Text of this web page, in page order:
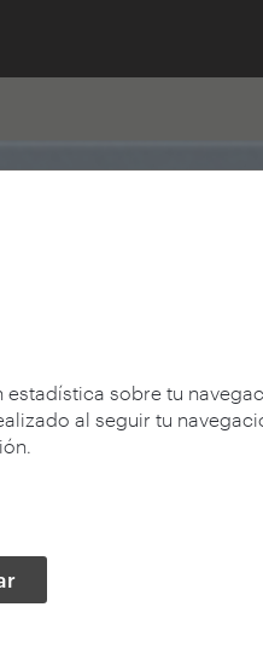
sobre tu
al seguir tu